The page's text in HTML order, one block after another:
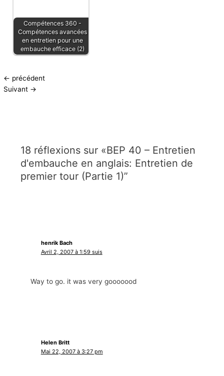
Compétences 360 -
Compétences avancées
en entretien pour une
embauche efficace (2)
← précédent
Suivant →
18 réflexions sur «BEP 40 – Entretien
d'embauche en anglais: Entretien de
premier tour (Partie 1)”
henrik Bach
Avril 2, 2007 à 1:59 suis
Way to go. it was very gooooood
Helen Britt
Mai 22, 2007 à 3:27 pm